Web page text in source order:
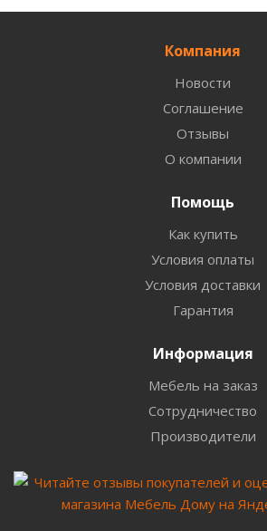
Компания
Новости
Соглашение
Отзывы
О компании
Помощь
Как купить
Условия оплаты
Условия доставки
Гарантия
Информация
Мебель на заказ
Сотрудничество
Производители